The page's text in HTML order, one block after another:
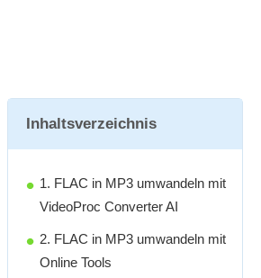
Inhaltsverzeichnis
1. FLAC in MP3 umwandeln mit
VideoProc Converter AI
2. FLAC in MP3 umwandeln mit
Online Tools